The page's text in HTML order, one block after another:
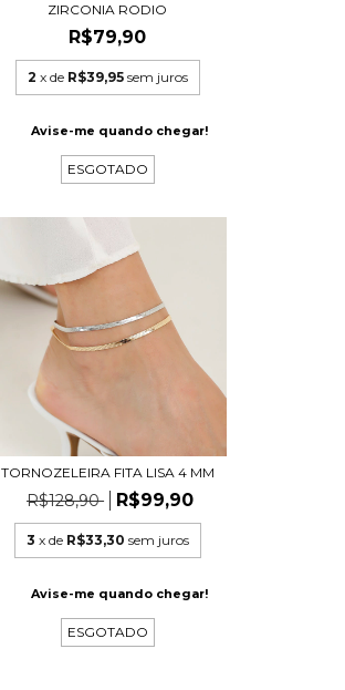
ZIRCONIA RODIO
R$79,90
2 x de R$39,95 sem juros
Avise-me quando chegar!
ESGOTADO
TORNOZELEIRA FITA LISA 4 MM
R$128,90 R$99,90
3 x de R$33,30 sem juros
Avise-me quando chegar!
ESGOTADO